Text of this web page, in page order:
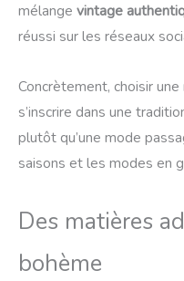
mélange vintage
réussi sur les réseaux
Concrètement, choisir
s’inscrire dans une
plutôt qu’une mode
saisons et les modes en
Des matières
bohème